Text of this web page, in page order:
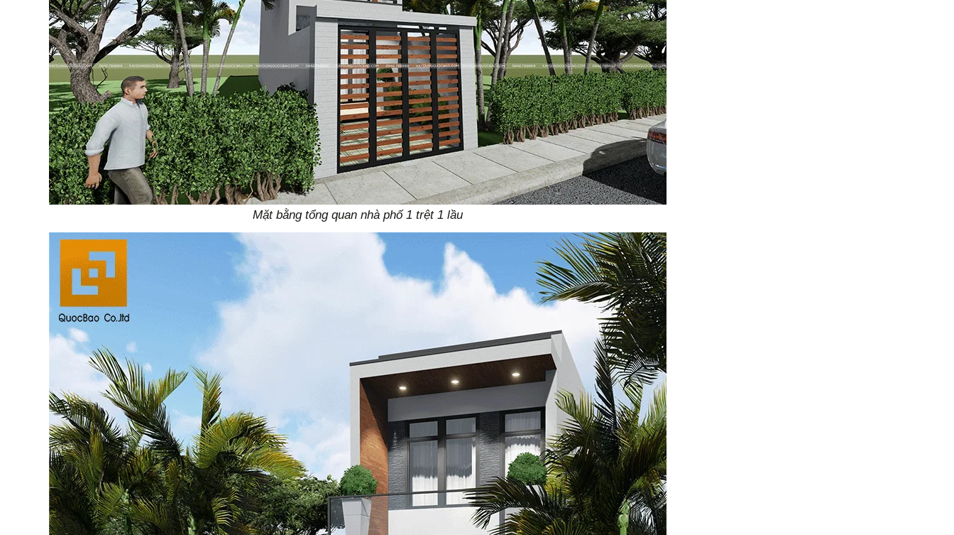
Mặt bằng tổng quan nhà phố 1 trệt 1 lầu